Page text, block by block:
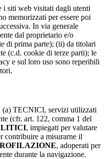
i siti web visitati dagli utenti
memorizzati per essere poi
In via generale
dal proprietario e/o
di prima parte); (ii) da titolari
(c.d. cookie di terze parti); le
e sul loro uso sono reperibili
(a) TECNICI, servizi utilizzati
(cfr. art. 122, comma 1 del
, impiegati per valutare
contribuire a misurarne il
, adoperati per
durante la navigazione.